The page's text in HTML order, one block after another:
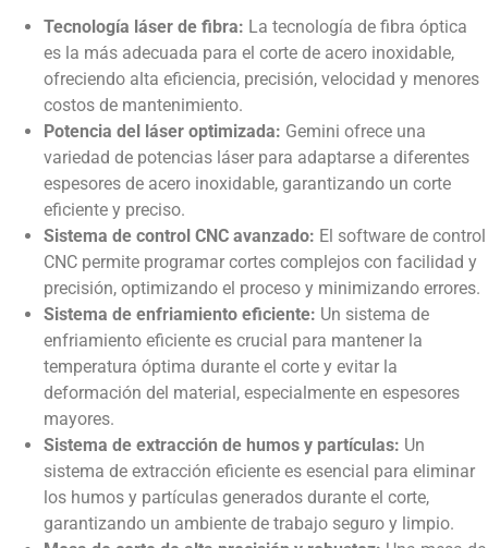
Tecnología láser de fibra: La tecnología de fibra óptica
es la más adecuada para el corte de acero inoxidable,
ofreciendo alta eficiencia, precisión, velocidad y menores
costos de mantenimiento.
Potencia del láser optimizada: Gemini ofrece una
variedad de potencias láser para adaptarse a diferentes
espesores de acero inoxidable, garantizando un corte
eficiente y preciso.
Sistema de control CNC avanzado: El software de control
CNC permite programar cortes complejos con facilidad y
precisión, optimizando el proceso y minimizando errores.
Sistema de enfriamiento eficiente: Un sistema de
enfriamiento eficiente es crucial para mantener la
temperatura óptima durante el corte y evitar la
deformación del material, especialmente en espesores
mayores.
Sistema de extracción de humos y partículas: Un
sistema de extracción eficiente es esencial para eliminar
los humos y partículas generados durante el corte,
garantizando un ambiente de trabajo seguro y limpio.